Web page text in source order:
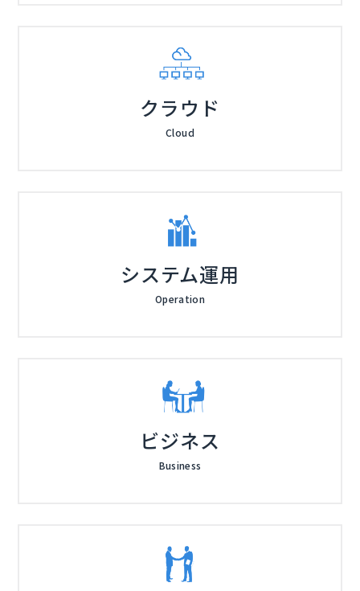
クラウド
Cloud
システム運用
Operation
ビジネス
Business